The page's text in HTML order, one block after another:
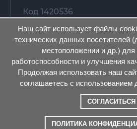
Код 1420536
г. Москва, ул.
12
+7 495 798 8038
+7 383 280
5274
Разработка сайта
Наш сайт использует файлы
технических данных посетителей
местоположении и др.) для
работоспособности и улучшения
Продолжая использовать наш
соглашаетесь с использованием
СОГЛАСИТЬСЯ
ПОЛИТИКА